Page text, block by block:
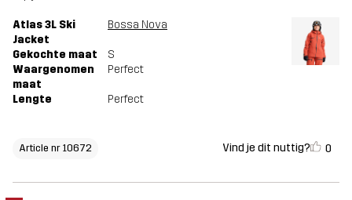
Atlas 3L Ski
Jacket
Bossa Nova
Gekochte maat
S
Waargenomen
maat
Perfect
Lengte Perfect
Article nr 10672 Vind je dit nuttig? 0